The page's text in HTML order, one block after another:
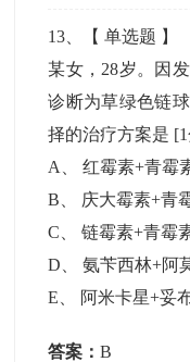
13 、【单选题 】
某女，28岁。因
诊断为草绿色链
择的治疗方案是
A
、红霉素+青霉
B
庆大霉素+青
C 、链霉素+青霉
D 、氨苄西林+阿
E
阿米卡星+妥
答案：B